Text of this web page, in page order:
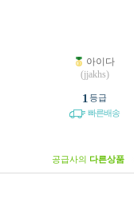
아이다
(jjakhs)
1 등급
빠른배송
공급사의 다른상품